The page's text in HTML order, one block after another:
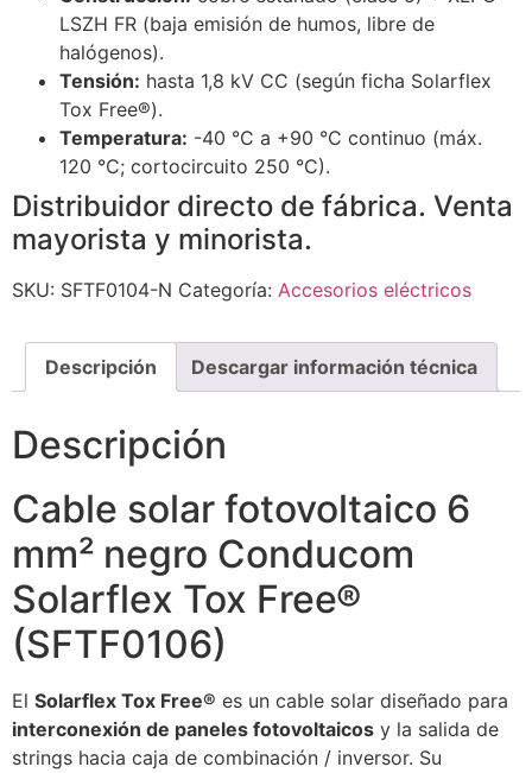
LSZH FR (baja emisión de humos, libre de
halógenos).
Tensión: hasta 1,8 kV CC (según ficha Solarflex
Tox Free®).
Temperatura: -40 °C a +90 °C continuo (máx.
120 °C; cortocircuito 250 °C).
Distribuidor directo de fábrica. Venta
mayorista y minorista.
SKU: SFTF0104-N Categoría: Accesorios eléctricos
Descripción Descargar información técnica
Descripción
Cable solar fotovoltaico 6
mm² negro Conducom
Solarflex Tox Free®
(SFTF0106)
El Solarflex Tox Free® es un cable solar diseñado para
interconexión de paneles fotovoltaicos y la salida de
strings hacia caja de combinación / inversor. Su